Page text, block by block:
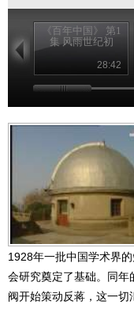
《百年中国》 第1
集 风雨世纪初
28:42
1928年一批中国学术界
会研究奠定了基础。同
阀开始策动反蒋，这一切